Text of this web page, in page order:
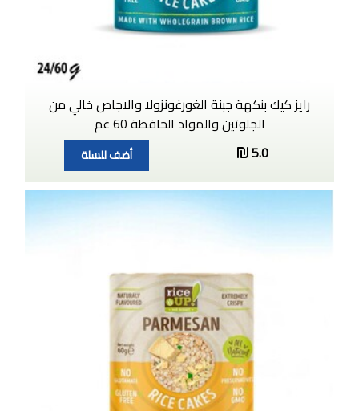
رايز كيك بنكهة جبنة الغورغونزولا والاجاص خالي من
الجلوتين والمواد الحافظة 60 غم
5.0
أضف للسلة